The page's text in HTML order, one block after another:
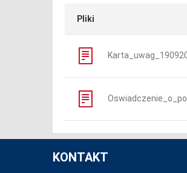
Pliki
KONTAKT